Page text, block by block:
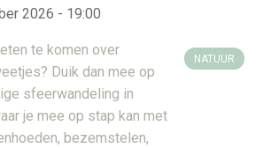
2026 - 19:00
te komen over
Duik dan mee op
sfeerwandeling in
je mee op stap kan met
bezemstelen,
NATUUR